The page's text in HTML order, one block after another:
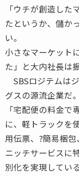
「ウチが創造した
たというか、儲か
い。
小さなマーケット
た」と大内社長は
SBSロジテムは
グスの源流企業だ。
「宅配便の料金で
に、軽トラックを
用伝票、?簡易梱包
ニッチサービスに
別化を実現している